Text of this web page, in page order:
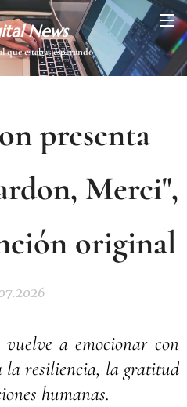
News
estabas esperando
presenta
Merci",
original
a emocionar con
la resiliencia, la gratitud
humanas.